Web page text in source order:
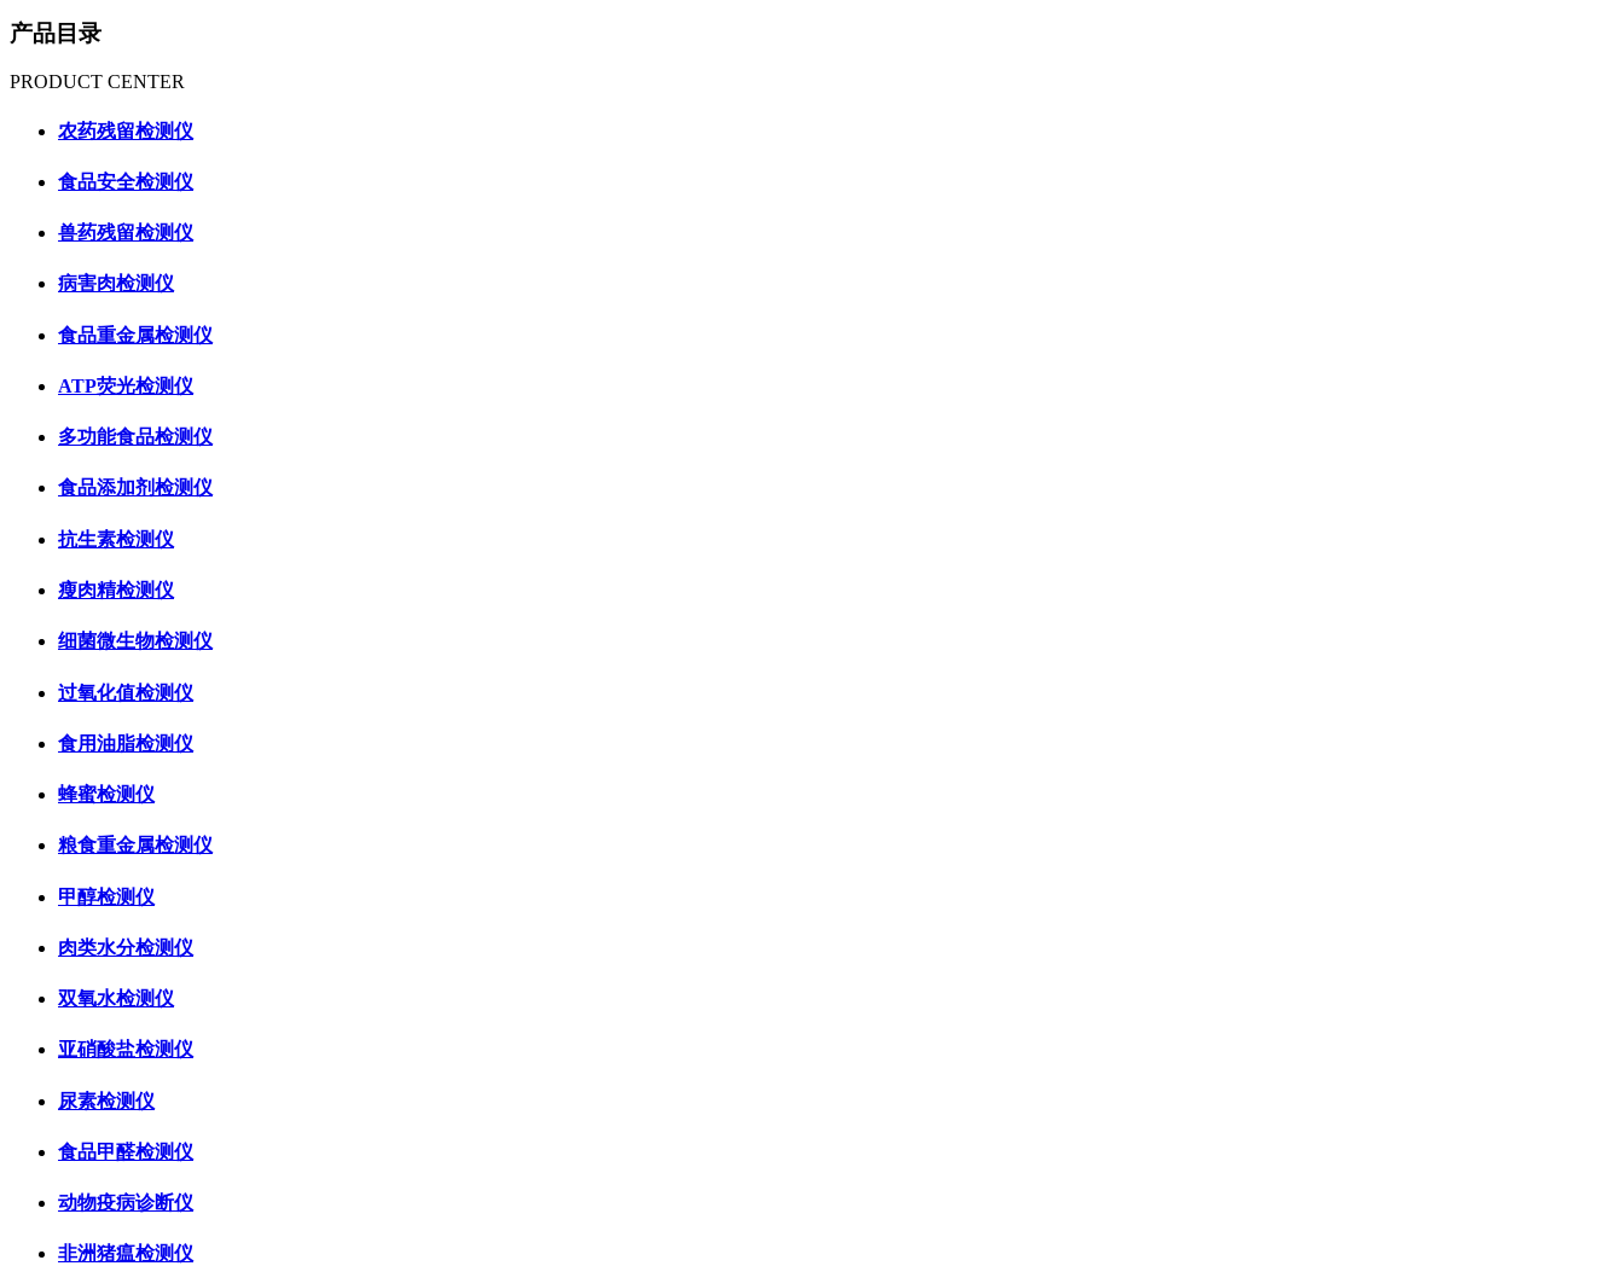
产品目录
PRODUCT CENTER
农药残留检测仪
食品安全检测仪
兽药残留检测仪
病害肉检测仪
食品重金属检测仪
ATP荧光检测仪
多功能食品检测仪
食品添加剂检测仪
抗生素检测仪
瘦肉精检测仪
细菌微生物检测仪
过氧化值检测仪
食用油脂检测仪
蜂蜜检测仪
粮食重金属检测仪
甲醇检测仪
肉类水分检测仪
双氧水检测仪
亚硝酸盐检测仪
尿素检测仪
食品甲醛检测仪
动物疫病诊断仪
非洲猪瘟检测仪